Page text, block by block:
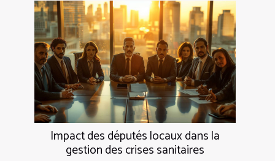
Impact des députés locaux dans la
gestion des crises sanitaires